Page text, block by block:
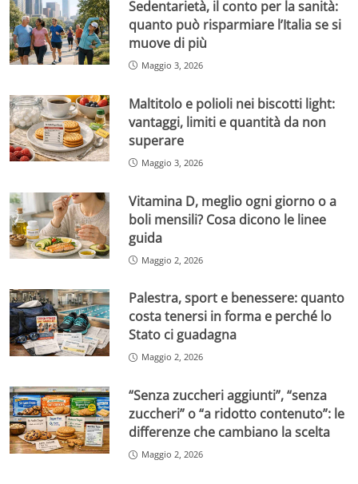
Sedentarietà, il conto per la sanità:
quanto può risparmiare l’Italia se si
muove di più
Maggio 3, 2026
Maltitolo e polioli nei biscotti light:
vantaggi, limiti e quantità da non
superare
Maggio 3, 2026
Vitamina D, meglio ogni giorno o a
boli mensili? Cosa dicono le linee
guida
Maggio 2, 2026
Palestra, sport e benessere: quanto
costa tenersi in forma e perché lo
Stato ci guadagna
Maggio 2, 2026
“Senza zuccheri aggiunti”, “senza
zuccheri” o “a ridotto contenuto”: le
differenze che cambiano la scelta
Maggio 2, 2026